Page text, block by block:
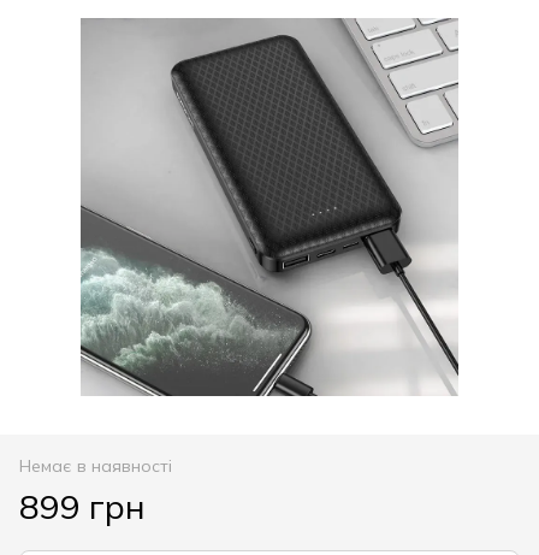
Немає в наявності
899 грн